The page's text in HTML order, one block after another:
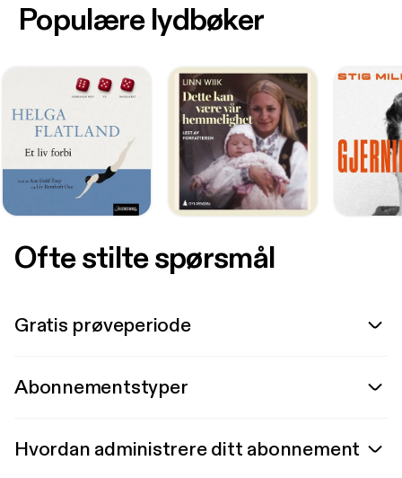
Populære lydbøker
Ofte stilte spørsmål
Gratis prøveperiode
Abonnementstyper
Hvordan administrere ditt abonnement